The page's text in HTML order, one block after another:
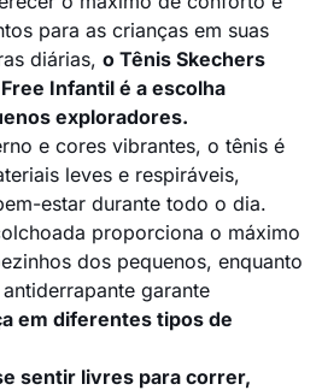
para as crianças em suas
diárias, o Tênis Skechers
Infantil é a escolha
exploradores.
e cores vibrantes, o tênis é
leves e respiráveis,
estar durante todo o dia.
proporciona o máximo
dos pequenos, enquanto
garante
em diferentes tipos de
sentir livres para correr,